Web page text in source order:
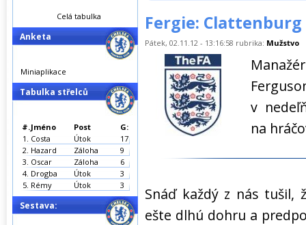
Fergie:
Pátek, 02.11.12 - 13:16:58 rubrika: Mužstvo
v
na
Snáď každý z nás tušil,
ešte dlhú dohru a
Celá tabulka
Anketa
Miniaplikace
Tabulka střelců
#.Jméno Post
G:
1. Costa Útok
17
2. Hazard Záloha
9
3. Oscar Záloha
6
4. Drogba Útok
3
5. Rémy Útok 3
Sestava: